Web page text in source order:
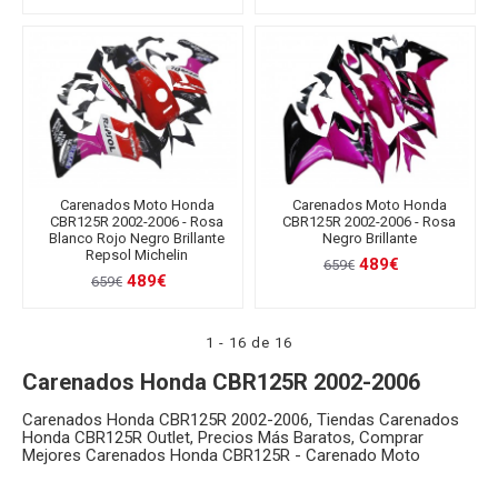
Carenados Moto Honda
CBR125R 2002-2006 - Rosa
Blanco Rojo Negro Brillante
Repsol Michelin
659€ 489€
Carenados Moto Honda
CBR125R 2002-2006 - Rosa
Negro Brillante
659€ 489€
1 - 16 de 16
Carenados Honda CBR125R 2002-2006
Carenados Honda CBR125R 2002-2006, Tiendas Carenados
Honda CBR125R Outlet, Precios Más Baratos, Comprar
Mejores Carenados Honda CBR125R - Carenado Moto